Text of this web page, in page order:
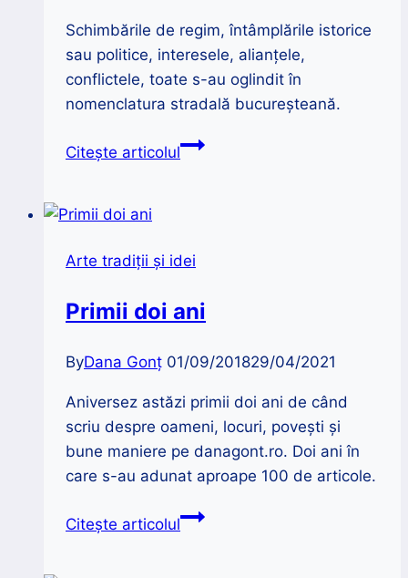
Schimbările de regim, întâmplările istorice
sau politice, interesele, alianțele,
conflictele, toate s-au oglindit în
nomenclatura stradală bucureșteană.
Citește articolulSchimbările
străzilor
București
Aurel
Arte tradiții și idei
Primii doi ani
ByDana Gonț 01/09/201829/04/2021
Aniversez astăzi primii doi ani de când
scriu despre oameni, locuri, povești și
bune maniere pe danagont.ro. Doi ani în
care s-au adunat aproape 100 de articole.
Citește articolulPrimii